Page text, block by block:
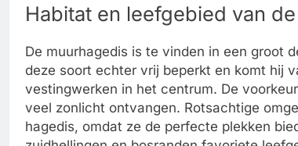
Habitat en leefgebied van
De muurhagedis is te vinden in een groot
deze soort echter vrij beperkt en komt hij
vestingwerken in het centrum. De
veel zonlicht ontvangen. Rotsachtige
hagedis, omdat ze de perfecte plekken